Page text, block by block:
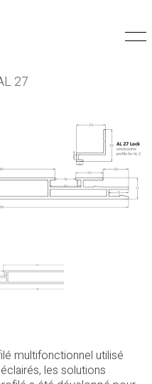
27
multifonctionnel utilisé
les solutions